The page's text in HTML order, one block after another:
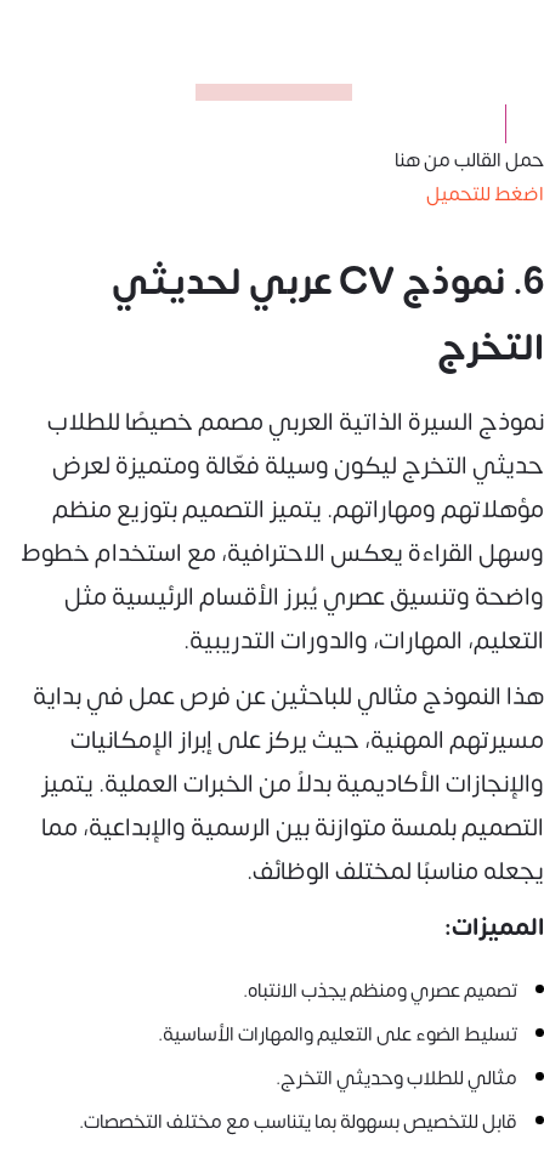
حمل القالب من هنا
اضغط للتحميل
6. نموذج CV عربي لحديثي
التخرج
نموذج السيرة الذاتية العربي مصمم خصيصًا للطلاب
حديثي التخرج ليكون وسيلة فعّالة ومتميزة لعرض
مؤهلاتهم ومهاراتهم. يتميز التصميم بتوزيع منظم
وسهل القراءة يعكس الاحترافية، مع استخدام خطوط
واضحة وتنسيق عصري يُبرز الأقسام الرئيسية مثل
التعليم، المهارات، والدورات التدريبية.
هذا النموذج مثالي للباحثين عن فرص عمل في بداية
مسيرتهم المهنية، حيث يركز على إبراز الإمكانيات
والإنجازات الأكاديمية بدلاً من الخبرات العملية. يتميز
التصميم بلمسة متوازنة بين الرسمية والإبداعية، مما
يجعله مناسبًا لمختلف الوظائف.
المميزات:
تصميم عصري ومنظم يجذب الانتباه.
تسليط الضوء على التعليم والمهارات الأساسية.
مثالي للطلاب وحديثي التخرج.
قابل للتخصيص بسهولة بما يتناسب مع مختلف التخصصات.